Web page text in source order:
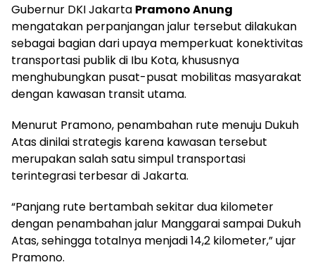
Gubernur DKI Jakarta Pramono Anung
mengatakan perpanjangan jalur tersebut dilakukan
sebagai bagian dari upaya memperkuat konektivitas
transportasi publik di Ibu Kota, khususnya
menghubungkan pusat-pusat mobilitas masyarakat
dengan kawasan transit utama.
Menurut Pramono, penambahan rute menuju Dukuh
Atas dinilai strategis karena kawasan tersebut
merupakan salah satu simpul transportasi
terintegrasi terbesar di Jakarta.
“Panjang rute bertambah sekitar dua kilometer
dengan penambahan jalur Manggarai sampai Dukuh
Atas, sehingga totalnya menjadi 14,2 kilometer,” ujar
Pramono.